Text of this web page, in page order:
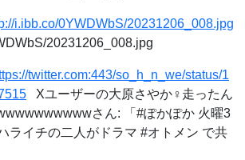
i.ibb.co/0YWDWbS/20231206_008.jpg
20231206_008.jpg
twitter.com:443/so_h_n_we/status/1
Xユーザーの大原さやか‍♀️走ったん
さん: 「#ぽかぽか 火曜3
ライチの二人がドラマ #オトメン で共